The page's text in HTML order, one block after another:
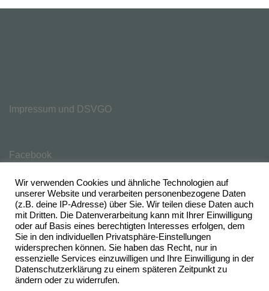
Impressum und DSVGO
Facebook
Wir verwenden Cookies und ähnliche Technologien auf
unserer Website und verarbeiten personenbezogene Daten
(z.B. deine IP-Adresse) über Sie. Wir teilen diese Daten auch
mit Dritten. Die Datenverarbeitung kann mit Ihrer Einwilligung
oder auf Basis eines berechtigten Interesses erfolgen, dem
Sie in den individuellen Privatsphäre-Einstellungen
widersprechen können. Sie haben das Recht, nur in
essenzielle Services einzuwilligen und Ihre Einwilligung in der
Datenschutzerklärung zu einem späteren Zeitpunkt zu
ändern oder zu widerrufen.